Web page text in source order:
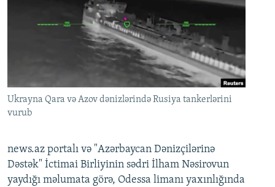
Ukrayna Qara və Azov dənizlərində Rusiya tankerlərini
vurub
news.az portalı və "Azərbaycan Dənizçilərinə
Dəstək" İctimai Birliyinin sədri İlham Nəsirovun
yaydığı məlumata görə, Odessa limanı yaxınlığında